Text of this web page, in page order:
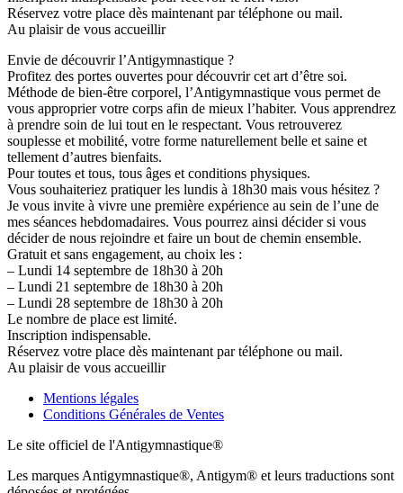
Réservez votre place dès maintenant par téléphone ou mail.
Au plaisir de vous accueillir
Envie de découvrir l’Antigymnastique ?
Profitez des portes ouvertes pour découvrir cet art d’être soi.
Méthode de bien-être corporel, l’Antigymnastique vous permet de
vous approprier votre corps afin de mieux l’habiter. Vous apprendrez
à prendre soin de lui tout en le respectant. Vous retrouverez
souplesse et mobilité, votre forme naturellement belle et saine et
tellement d’autres bienfaits.
Pour toutes et tous, tous âges et conditions physiques.
Vous souhaiteriez pratiquer les lundis à 18h30 mais vous hésitez ?
Je vous invite à vivre une première expérience au sein de l’une de
mes séances hebdomadaires. Vous pourrez ainsi décider si vous
décider de nous rejoindre et faire un bout de chemin ensemble.
Gratuit et sans engagement, au choix les :
– Lundi 14 septembre de 18h30 à 20h
– Lundi 21 septembre de 18h30 à 20h
– Lundi 28 septembre de 18h30 à 20h
Le nombre de place est limité.
Inscription indispensable.
Réservez votre place dès maintenant par téléphone ou mail.
Au plaisir de vous accueillir
Mentions légales
Conditions Générales de Ventes
Le site officiel de l'Antigymnastique®
Les marques Antigymnastique®, Antigym® et leurs traductions sont